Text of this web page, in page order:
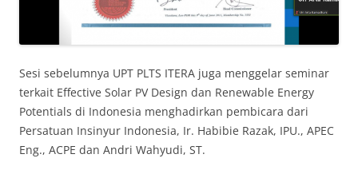
Sesi sebelumnya UPT PLTS ITERA juga menggelar seminar
terkait Effective Solar PV Design dan Renewable Energy
Potentials di Indonesia menghadirkan pembicara dari
Persatuan Insinyur Indonesia, Ir. Habibie Razak, IPU., APEC
Eng., ACPE dan Andri Wahyudi, ST.